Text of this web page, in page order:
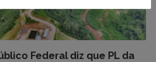
Federal diz que PL da